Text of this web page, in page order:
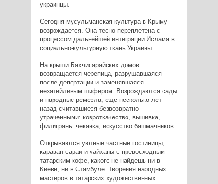
украинцы.
Сегодня мусульманская культура в Крыму
возрождается. Она тесно переплетена с
процессом дальнейшей интеграции Ислама в
социально-культурную ткань Украины.
На крыши Бахчисарайских домов
возвращается черепица, разрушавшаяся
после депортации и заменявшаяся
незатейливым шифером. Возрождаются сады
и народные ремесла, еще несколько лет
назад считавшиеся безвозвратно
утраченными: ковроткачество, вышивка,
филигрань, чеканка, искусство башмачников.
Открываются уютные частные гостиницы,
караван-сараи и чайханы с превосходным
татарским кофе, какого не найдешь ни в
Киеве, ни в Стамбуле. Творения народных
мастеров в татарских художественных